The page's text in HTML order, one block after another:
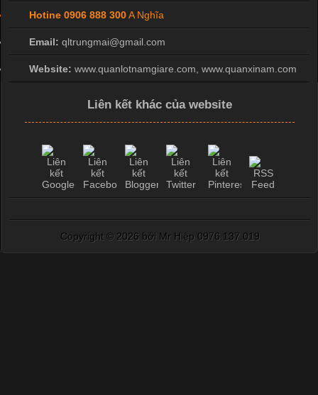
Hotine 0906 888 300A Nghĩa
Email: qltrungmai@gmail.com
Website: www.quanlotnamgiare.com, www.quanxinam.com
Liên kết khác của website
Copyright © 2026 bởi Mr Hiệp 0976.137.019